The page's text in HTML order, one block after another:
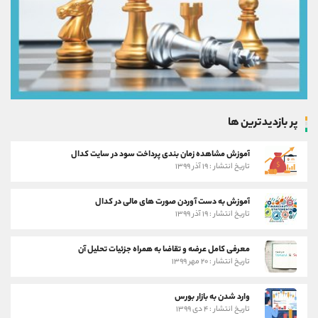
پر بازدیدترین ها
آموزش مشاهده زمان بندی پرداخت سود در سایت کدال
تاریخ انتشار : ۱۹ آذر ۱۳۹۹
آموزش به دست آوردن صورت های مالی در کدال
تاریخ انتشار : ۱۹ آذر ۱۳۹۹
معرفی کامل عرضه و تقاضا به همراه جزئیات تحلیل آن
تاریخ انتشار : ۲۰ مهر ۱۳۹۹
وارد شدن به بازار بورس
تاریخ انتشار : ۴ دی ۱۳۹۹